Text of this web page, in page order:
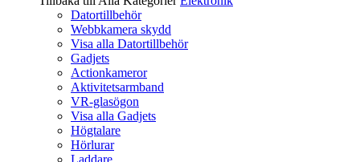
Datortillbehör
Webbkamera skydd
Visa alla Datortillbehör
Gadjets
Actionkameror
Aktivitetsarmband
VR-glasögon
Visa alla Gadjets
Högtalare
Hörlurar
Laddare